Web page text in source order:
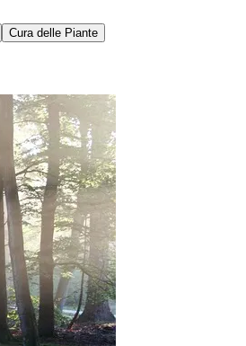
Cura delle Piante